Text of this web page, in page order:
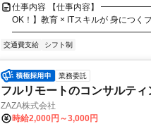
仕事内容 【仕事内容】
OK！】教育 × ITスキルが 身につく
━━━━━━━━━━━━━━━━━━━━
交通費支給 シフト制
業務委託
フルリモートのコンサルテ
ZAZA株式会社
時給2,000円～3,000円